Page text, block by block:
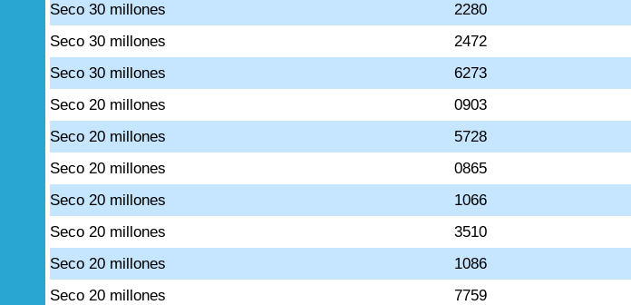
Seco 30 millones
2280
Seco 30 millones
2472
Seco 30 millones
6273
Seco 20 millones
0903
Seco 20 millones
5728
Seco 20 millones
0865
Seco 20 millones
1066
Seco 20 millones
3510
Seco 20 millones
1086
Seco 20 millones
7759